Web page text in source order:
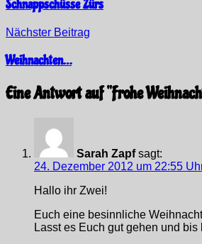
Schnappschüsse Zürs
Nächster Beitrag
Weihnachten…
Eine Antwort auf “Frohe
Sarah Zapf sagt:
24. Dezember 2012 um 22:55
Hallo ihr Zwei!
Euch eine besinnliche
Lasst es Euch gut gehen und bis